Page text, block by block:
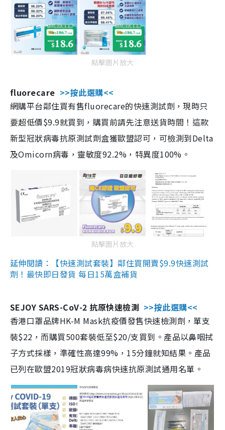
點擊圖片放大
fluorecare >>按此選購<<
網購平台鄰住買有售fluorecare的快速測試劑，現時只
要超低價$9.9就買到，購買前請先注意送貨時間！這款
新型冠狀病毒抗原測試劑盒獲歐盟認可，可檢測到Delta
及Omicorn病毒，靈敏度92.2%，特異度100%。
點擊圖片放大
延伸閱讀：【快速測試套裝】鄰住買開賣$9.9快速測試
劑！最快即日發貨 每日15萬盒補貨
SEJOY SARS-CoV-2 抗原快速檢測 >>按此選購<<
香港口罩品牌HK-M Mask抗疫價發售快速檢測劑，單支
裝$22，而購買500套裝低至$20/支買到。產品以鼻咽拭
子方式採樣，準確性高達99%，15分鐘就知結果。產品
已列在歐盟2019冠狀病毒病快速抗原測試通用名單。